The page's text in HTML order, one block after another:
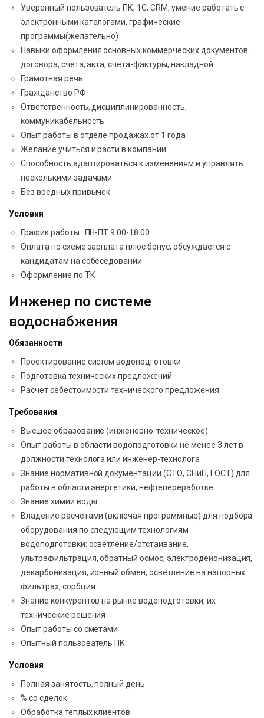
Уверенный пользователь ПК, 1С, CRM, умение работать с
электронными каталогами, графические
программы(желательно)
Навыки оформления основных коммерческих документов:
договора, счета, акта, счета-фактуры, накладной.
Грамотная речь
Гражданство РФ
Ответственность, дисциплинированность,
коммуникабельность
Опыт работы в отделе продажах от 1 года
Желание учиться и расти в компании
Способность адаптироваться к изменениям и управлять
несколькими задачами
Без вредных привычек
Условия
График работы: ПН-ПТ 9:00-18:00
Оплата по схеме зарплата плюс бонус, обсуждается с
кандидатам на собеседовании
Оформление по ТК
Инженер по системе
водоснабжения
Обязанности
Проектирование систем водоподготовки
Подготовка технических предложений
Расчет себестоимости технического предложения
Требования
Высшее образование (инженерно-техническое)
Опыт работы в области водоподготовки не менее 3 лет в
должности технолога или инженер-технолога
Знание нормативной документации (СТО, СНиП, ГОСТ) для
работы в области энергетики, нефтепереработке
Знание химии воды
Владение расчетами (включая программные) для подбора
оборудования по следующим технологиям
водоподготовки: осветление/отстаивание,
ультрафильтрация, обратный осмос, электродеионизация,
декарбонизация, ионный обмен, осветление на напорных
фильтрах, сорбция
Знание конкурентов на рынке водоподготовки, их
технические решения
Опыт работы со сметами
Опытный пользователь ПК
Условия
Полная занятость, полный день
% со сделок
Обработка теплых клиентов